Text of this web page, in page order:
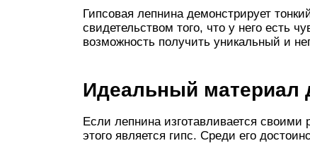
Гипсовая лепнина демонстрирует
свидетельством того, что у него есть
возможность получить уникальный и
Идеальный материал
Если лепнина изготавливается
этого является гипс. Среди его